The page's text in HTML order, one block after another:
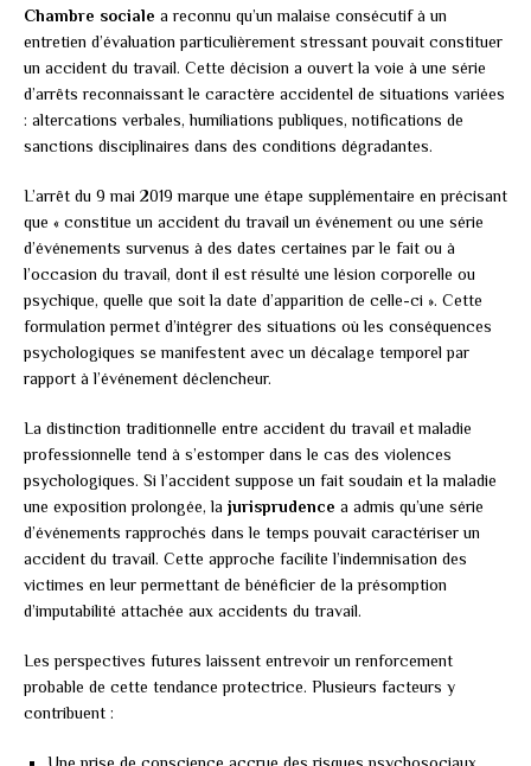
Chambre sociale a reconnu qu’un malaise consécutif à un
entretien d’évaluation particulièrement stressant pouvait constituer
un accident du travail. Cette décision a ouvert la voie à une série
d’arrêts reconnaissant le caractère accidentel de situations variées
: altercations verbales, humiliations publiques, notifications de
sanctions disciplinaires dans des conditions dégradantes.
L’arrêt du 9 mai 2019 marque une étape supplémentaire en précisant
que « constitue un accident du travail un événement ou une série
d’événements survenus à des dates certaines par le fait ou à
l’occasion du travail, dont il est résulté une lésion corporelle ou
psychique, quelle que soit la date d’apparition de celle-ci ». Cette
formulation permet d’intégrer des situations où les conséquences
psychologiques se manifestent avec un décalage temporel par
rapport à l’événement déclencheur.
La distinction traditionnelle entre accident du travail et maladie
professionnelle tend à s’estomper dans le cas des violences
psychologiques. Si l’accident suppose un fait soudain et la maladie
une exposition prolongée, la jurisprudence a admis qu’une série
d’événements rapprochés dans le temps pouvait caractériser un
accident du travail. Cette approche facilite l’indemnisation des
victimes en leur permettant de bénéficier de la présomption
d’imputabilité attachée aux accidents du travail.
Les perspectives futures laissent entrevoir un renforcement
probable de cette tendance protectrice. Plusieurs facteurs y
contribuent :